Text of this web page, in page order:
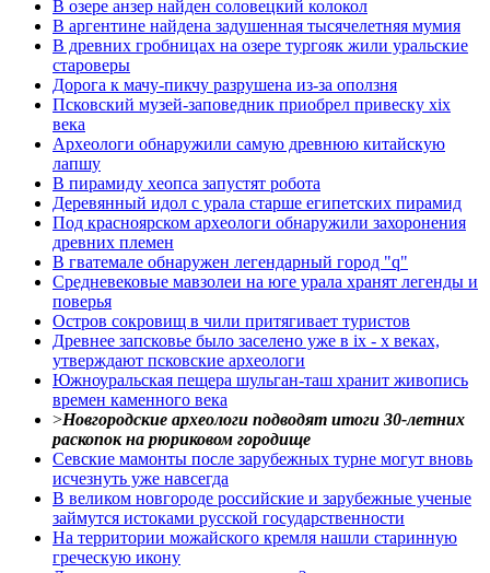
В озере анзер найден соловецкий колокол
В аргентине найдена задушенная тысячелетняя мумия
В древних гробницах на озере тургояк жили уральские
староверы
Дорога к мачу-пикчу разрушена из-за оползня
Псковский музей-заповедник приобрел привеску xix
века
Археологи обнаружили самую древнюю китайскую
лапшу
В пирамиду хеопса запустят робота
Деревянный идол с урала старше египетских пирамид
Под красноярском археологи обнаружили захоронения
древних племен
В гватемале обнаружен легендарный город "q"
Средневековые мавзолеи на юге урала хранят легенды и
поверья
Остров сокровищ в чили притягивает туристов
Древнее запсковье было заселено уже в ix - x веках,
утверждают псковские археологи
Южноуральская пещера шульган-таш хранит живопись
времен каменного века
>Новгородские археологи подводят итоги 30-летних
раскопок на рюриковом городище
Севские мамонты после зарубежных турне могут вновь
исчезнуть уже навсегда
В великом новгороде российские и зарубежные ученые
займутся истоками русской государственности
На территории можайского кремля нашли старинную
греческую икону